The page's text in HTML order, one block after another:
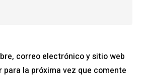
correo electrónico y sitio web
para la próxima vez que comente